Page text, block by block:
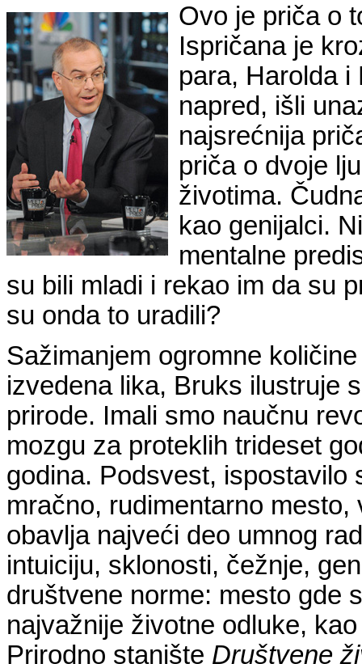
Ovo je priča o
Ispričana je
para, Harolda i
napred, išli
najsrećnija
priča o dvoje
životima.
kao genijalci.
mentalne
su bili mladi i rekao im da su
su onda to uradili?
Sažimanjem ogromne
izvedena lika, Bruks ilustruje
prirode. Imali smo naučnu
mozgu za proteklih trideset
godina. Podsvest, ispostavilo
mračno, rudimentarno
obavlja najveći deo umnog
intuiciju, sklonosti, čežnje,
društvene norme: mesto gde
najvažnije životne odluke,
Prirodno stanište Društvene